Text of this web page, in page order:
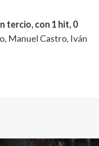
tercio, con 1 hit, 0
Manuel Castro, Iván